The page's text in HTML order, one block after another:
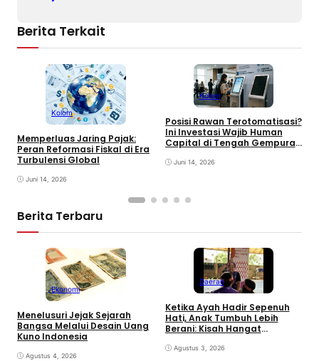
Berita Terkait
Kolom
Memperluas Jaring Pajak:
Peran Reformasi Fiskal di Era
Turbulensi Global
Juni 14, 2026
Kolom
Posisi Rawan Terotomatisasi?
Ini Investasi Wajib Human
Capital di Tengah Gempuran
Juni 14, 2026
Berita Terbaru
Ekonomi
Menelusuri Jejak Sejarah
Bangsa Melalui Desain Uang
Kuno Indonesia
Agustus 4, 2026
Daerah
Ketika Ayah Hadir Sepenuh
Hati, Anak Tumbuh Lebih
Berani: Kisah Hangat
Agustus 3, 2026